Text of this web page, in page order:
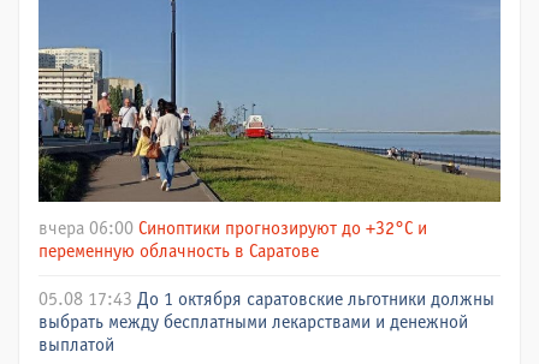
вчера 06:00 Синоптики прогнозируют до +32°C и
переменную облачность в Саратове
05.08 17:43 До 1 октября саратовские льготники должны
выбрать между бесплатными лекарствами и денежной
выплатой